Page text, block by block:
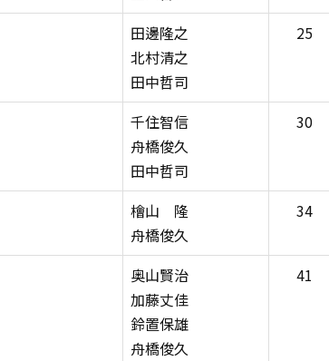
田邊隆之
北村清之
田中哲司
25
千住智信
舟橋俊久
田中哲司
30
檜山 隆
舟橋俊久
34
奥山賢治
加藤丈佳
鈴置保雄
舟橋俊久
41